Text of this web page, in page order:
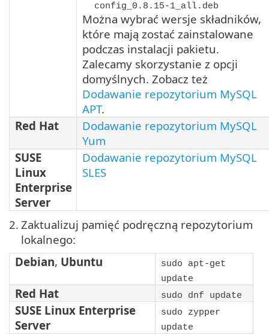
config_0.8.15-1_all.deb
Można wybrać wersje składników,
które mają zostać zainstalowane
podczas instalacji pakietu.
Zalecamy skorzystanie z opcji
domyślnych. Zobacz też
Dodawanie repozytorium MySQL
APT.
Red Hat
Dodawanie repozytorium MySQL
Yum
SUSE
Linux
Enterprise
Server
Dodawanie repozytorium MySQL
SLES
2. Zaktualizuj pamięć podręczną repozytorium
lokalnego:
Debian, Ubuntu
sudo apt-get
update
Red Hat sudo dnf update
SUSE Linux Enterprise
Server
sudo zypper
update